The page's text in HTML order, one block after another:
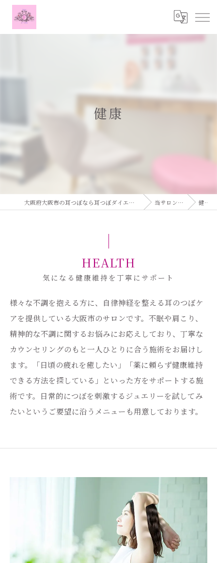
健康
大阪府大阪市の耳つぼなら耳つぼダイエットサロンふーみん 当サロンの特徴 健康
気になる健康維持を丁寧にサポート
HEALTH
様々な不調を抱える方に、自律神経を整える耳のつぼケ
アを提供している大阪市のサロンです。不眠や肩こり、
精神的な不調に関するお悩みにお応えしており、丁寧な
カウンセリングのもと一人ひとりに合う施術をお届けし
ます。「日頃の疲れを癒したい」「薬に頼らず健康維持
できる方法を探している」といった方をサポートする施
術です。日常的につぼを刺激するジュエリーを試してみ
たいというご要望に沿うメニューも用意しております。